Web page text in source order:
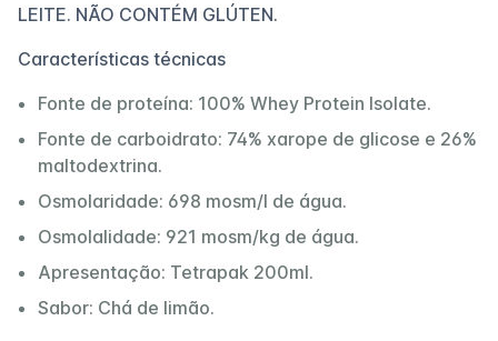
LEITE. NÃO CONTÉM GLÚTEN.
Características técnicas
Fonte de proteína: 100% Whey Protein Isolate.
Fonte de carboidrato: 74% xarope de glicose e 26%
maltodextrina.
Osmolaridade: 698 mosm/l de água.
Osmolalidade: 921 mosm/kg de água.
Apresentação: Tetrapak 200ml.
Sabor: Chá de limão.